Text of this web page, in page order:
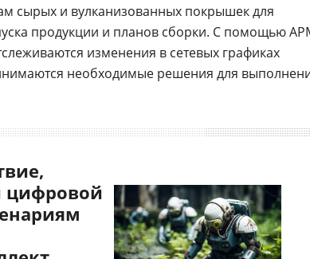
сырых и вулканизованных покрышек для
продукции и планов сборки. С помощью
изменения в сетевых графиках
необходимые решения для
цифровой